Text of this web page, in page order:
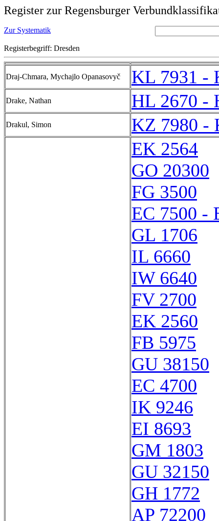
Register zur Regensburger
Zur Systematik
Registerbegriff: Dresden
Draj-Chmara, Mychajlo Opanasovyč KL 7931 -
Drake, Nathan HL 2670 -
Drakul, Simon KZ 7980 -
EK 2564
GO 20300
FG 3500
EC 7500 -
GL 1706
IL 6660
IW 6640
FV 2700
EK 2560
FB 5975
GU 38150
EC 4700
IK 9246
EI 8693
GM 1803
GU 32150
GH 1772
AP 72200